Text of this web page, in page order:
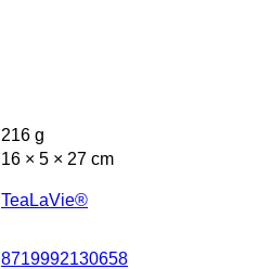
216 g
16 × 5 × 27 cm
TeaLaVie®
8719992130658